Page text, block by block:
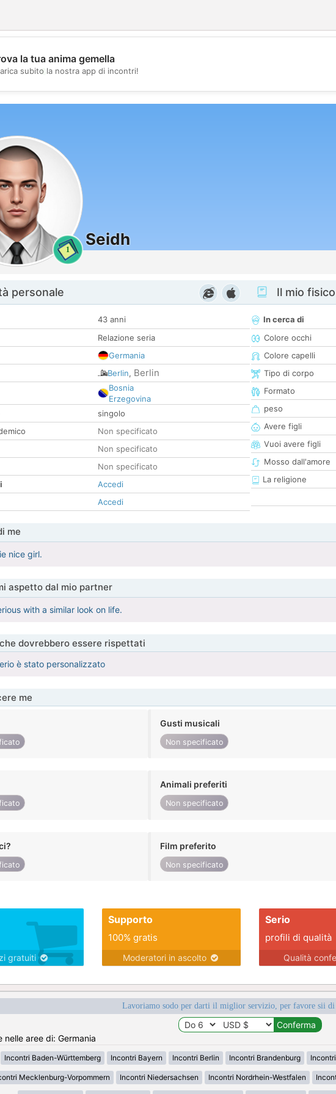
💖
💕
la tua anima gemella
subito la nostra app di incontri!
1
Seidh
personale
43 anni
Relazione seria
Germania
Berlin, Berlin
Bosnia
Erzegovina
singolo
Non specificato
Non specificato
Non specificato
Accedi
Accedi
Il mio
In cerca di
Colore occhi
Colore capelli
Tipo di corpo
Formato
peso
Avere figli
Vuoi avere figli
Mosso dall'amore
La religione
me
nice girl.
aspetto dal mio partner
with a similar look on life.
dovrebbero essere rispettati
è stato personalizzato
me
Gusti musicali
Non specificato
Animali preferiti
Non specificato
Film preferito
Non specificato
gratuiti
Supporto
100% gratis
Moderatori in ascolto
Serio
profili di qualità
Qualità
Lavoriamo sodo per darti il miglior servizio, per favore sii di
nelle aree di: Germania
Incontri Baden-Württemberg Incontri Bayern Incontri Berlin Incontri Brandenburg
Mecklenburg-Vorpommern Incontri Niedersachsen Incontri Nordrhein-Westfalen